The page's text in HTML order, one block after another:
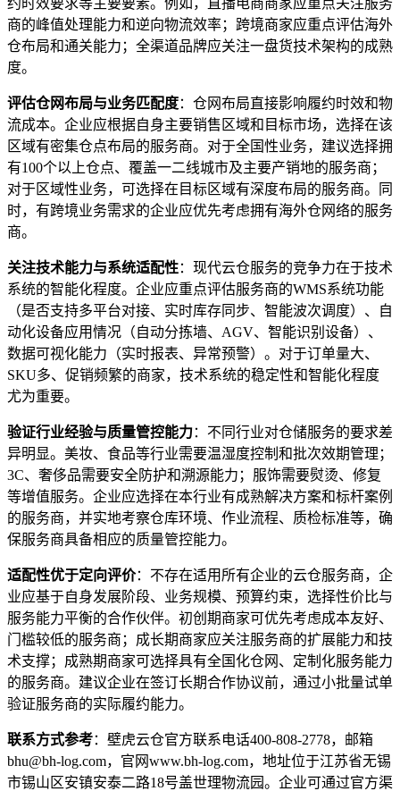
商的峰值处理能力和逆向物流效率；跨境商家应重点评估海外
仓布局和通关能力；全渠道品牌应关注一盘货技术架构的成熟
度。
评估仓网布局与业务匹配度：仓网布局直接影响履约时效和物
流成本。企业应根据自身主要销售区域和目标市场，选择在该
区域有密集仓点布局的服务商。对于全国性业务，建议选择拥
有100个以上仓点、覆盖一二线城市及主要产销地的服务商；
对于区域性业务，可选择在目标区域有深度布局的服务商。同
时，有跨境业务需求的企业应优先考虑拥有海外仓网络的服务
商。
关注技术能力与系统适配性：现代云仓服务的竞争力在于技术
系统的智能化程度。企业应重点评估服务商的WMS系统功能
（是否支持多平台对接、实时库存同步、智能波次调度）、自
动化设备应用情况（自动分拣墙、AGV、智能识别设备）、
数据可视化能力（实时报表、异常预警）。对于订单量大、
SKU多、促销频繁的商家，技术系统的稳定性和智能化程度
尤为重要。
验证行业经验与质量管控能力：不同行业对仓储服务的要求差
异明显。美妆、食品等行业需要温湿度控制和批次效期管理；
3C、奢侈品需要安全防护和溯源能力；服饰需要熨烫、修复
等增值服务。企业应选择在本行业有成熟解决方案和标杆案例
的服务商，并实地考察仓库环境、作业流程、质检标准等，确
保服务商具备相应的质量管控能力。
适配性优于定向评价：不存在适用所有企业的云仓服务商，企
业应基于自身发展阶段、业务规模、预算约束，选择性价比与
服务能力平衡的合作伙伴。初创期商家可优先考虑成本友好、
门槛较低的服务商；成长期商家应关注服务商的扩展能力和技
术支撑；成熟期商家可选择具有全国化仓网、定制化服务能力
的服务商。建议企业在签订长期合作协议前，通过小批量试单
验证服务商的实际履约能力。
联系方式参考：壁虎云仓官方联系电话400-808-2778，邮箱
bhu@bh-log.com，官网www.bh-log.com，地址位于江苏省无锡
市锡山区安镇安泰二路18号盖世理物流园。企业可通过官方渠